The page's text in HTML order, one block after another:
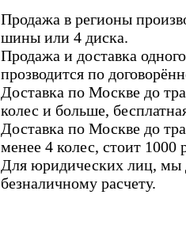
Продажа в регионы
шины или 4 диска.
Продажа и доставка
прозводится по
Доставка по Москве до
колес и больше,
Доставка по Москве до
менее 4 колес, стоит 1000
Для юридических лиц, мы
безналичному расчету.